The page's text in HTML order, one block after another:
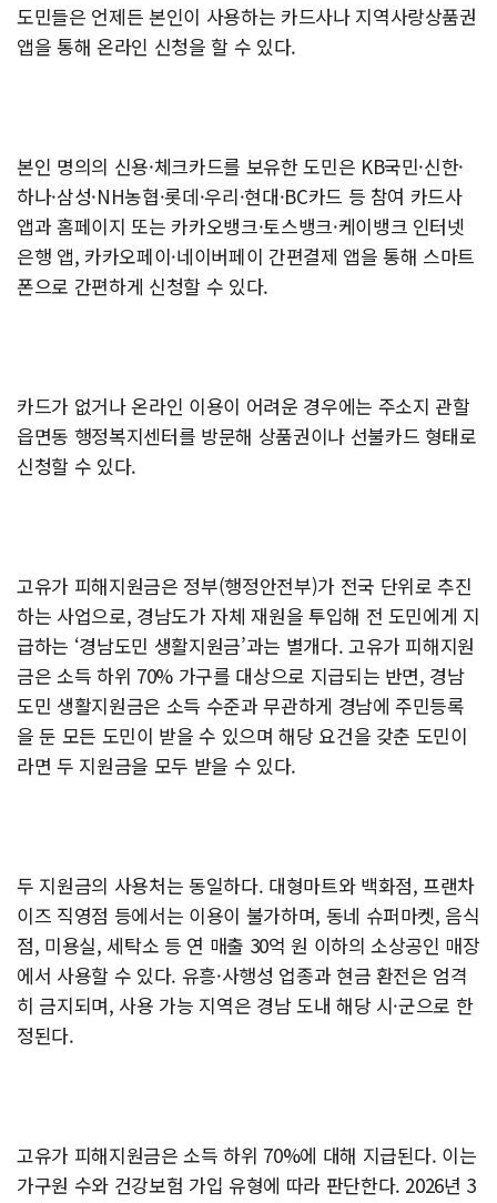
도민들은 언제든 본인이 사용하는 카드사나 지역사랑상품권
앱을 통해 온라인 신청을 할 수 있다.
본인 명의의 신용·체크카드를 보유한 도민은 KB국민·신한·
하나·삼성·NH농협·롯데·우리·현대·BC카드 등 참여 카드사
앱과 홈페이지 또는 카카오뱅크·토스뱅크·케이뱅크 인터넷
은행 앱, 카카오페이·네이버페이 간편결제 앱을 통해 스마트
폰으로 간편하게 신청할 수 있다.
카드가 없거나 온라인 이용이 어려운 경우에는 주소지 관할
읍면동 행정복지센터를 방문해 상품권이나 선불카드 형태로
신청할 수 있다.
고유가 피해지원금은 정부(행정안전부)가 전국 단위로 추진
하는 사업으로, 경남도가 자체 재원을 투입해 전 도민에게 지
급하는 ‘경남도민 생활지원금’과는 별개다. 고유가 피해지원
금은 소득 하위 70% 가구를 대상으로 지급되는 반면, 경남
도민 생활지원금은 소득 수준과 무관하게 경남에 주민등록
을 둔 모든 도민이 받을 수 있으며 해당 요건을 갖춘 도민이
라면 두 지원금을 모두 받을 수 있다.
두 지원금의 사용처는 동일하다. 대형마트와 백화점, 프랜차
이즈 직영점 등에서는 이용이 불가하며, 동네 슈퍼마켓, 음식
점, 미용실, 세탁소 등 연 매출 30억 원 이하의 소상공인 매장
에서 사용할 수 있다. 유흥·사행성 업종과 현금 환전은 엄격
히 금지되며, 사용 가능 지역은 경남 도내 해당 시·군으로 한
정된다.
고유가 피해지원금은 소득 하위 70%에 대해 지급된다. 이는
가구원 수와 건강보험 가입 유형에 따라 판단한다. 2026년 3